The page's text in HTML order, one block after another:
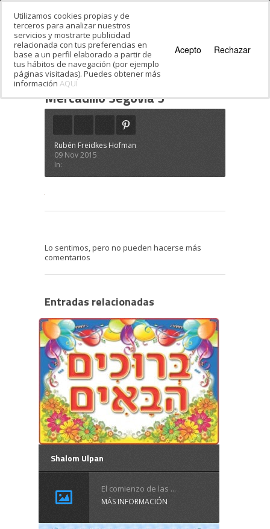
Estás en:
Mercadillo Segovia 5
Rubén Freidkes Hofman
09 Nov 2015
In:
Lo sentimos, pero no pueden hacerse más
comentarios
Entradas relacionadas
Shalom Ulpan
El comienzo de las ...
MÁS INFORMACIÓN
Utilizamos cookies propias y de
terceros para analizar nuestros
servicios y mostrarte publicidad
relacionada con tus preferencias en
base a un perfil elaborado a partir de
tus hábitos de navegación (por ejemplo
páginas visitadas). Puedes obtener más
información AQUÍ
Acepto Rechazar